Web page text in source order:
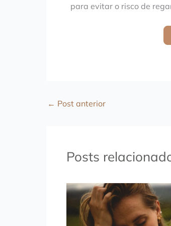
para evitar o risco de
← Post anterior
Posts